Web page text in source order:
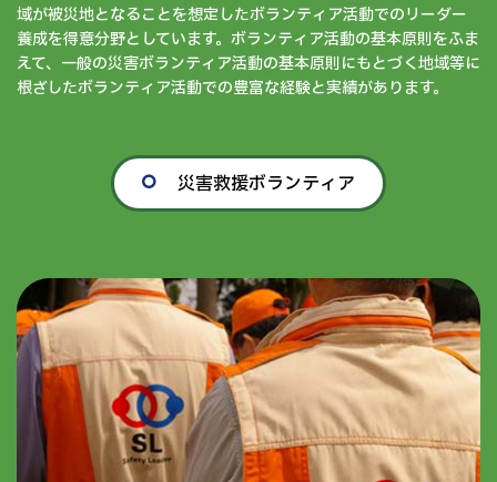
域が被災地となることを想定したボランティア活動でのリーダー
養成を得意分野としています。ボランティア活動の基本原則をふま
えて、一般の災害ボランティア活動の基本原則にもとづく地域等に
根ざしたボランティア活動での豊富な経験と実績があります。
災害救援ボランティア